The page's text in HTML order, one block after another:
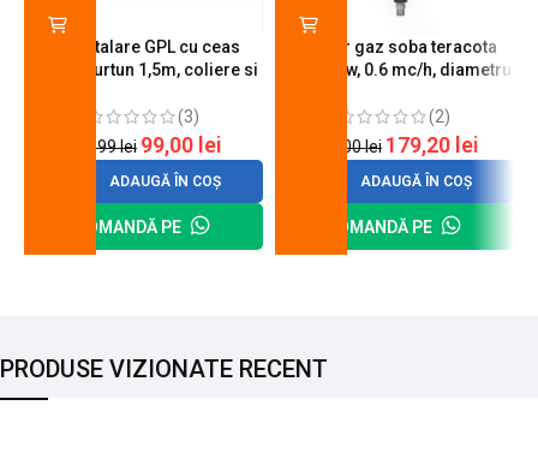
Kit instalare GPL cu ceas
butelie, furtun 1,5m, coliere si
(3)
120,99lei 99,00 lei
ADAUGĂ ÎN COȘ
COMANDĂ PE
Arzator gaz soba teracota
A600, 6 kw, 0.6 mc/h, diametru
(2)
200,00lei 179,20 lei
ADAUGĂ ÎN COȘ
COMANDĂ PE
PRODUSE VIZIONATE RECENT